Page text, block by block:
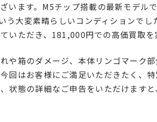
います。M5チップ搭載の最新モデル
大変素晴らしいコンディションでし
いただき、181,000円での高価買取を
や箱のダメージ、本体リンゴマーク
回はお客様にご満足いただきたく、
状態の詳細なご申告をいただけます